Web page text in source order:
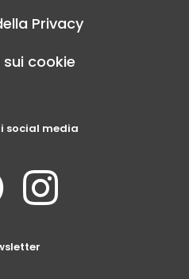
Privacy
cookie
social media